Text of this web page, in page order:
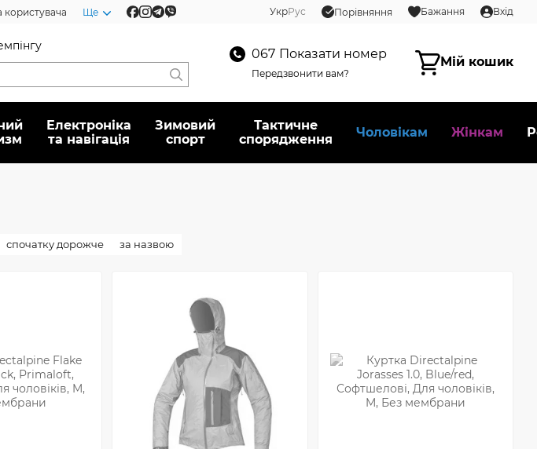
користувача Ще УкрРус Порівняння Бажання Вхід
067 Показати номер
Передзвонити вам?
Мій кошик
Електроніка
та навігація
Зимовий
спорт
Тактичне
спорядження
Чоловікам Жінкам
спочатку дорожче за назвою